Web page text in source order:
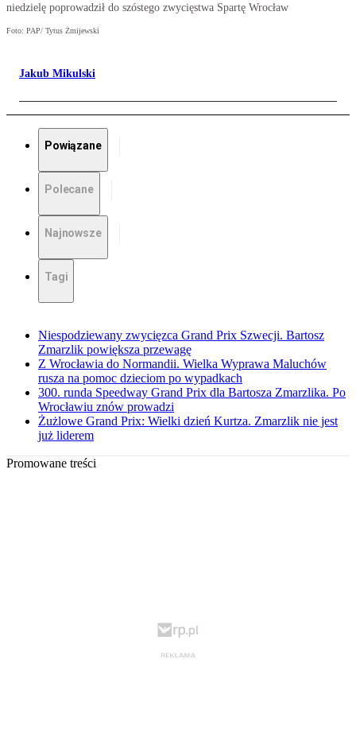
niedzielę poprowadził do szóstego zwycięstwa Spartę Wrocław
Foto: PAP/ Tytus Żmijewski
Jakub Mikulski
Powiązane
Polecane
Najnowsze
Tagi
Niespodziewany zwycięzca Grand Prix Szwecji. Bartosz
Zmarzlik powiększa przewagę
Z Wrocławia do Normandii. Wielka Wyprawa Maluchów
rusza na pomoc dzieciom po wypadkach
300. runda Speedway Grand Prix dla Bartosza Zmarzlika. Po
Wrocławiu znów prowadzi
Żużlowe Grand Prix: Wielki dzień Kurtza. Zmarzlik nie jest
już liderem
Promowane treści